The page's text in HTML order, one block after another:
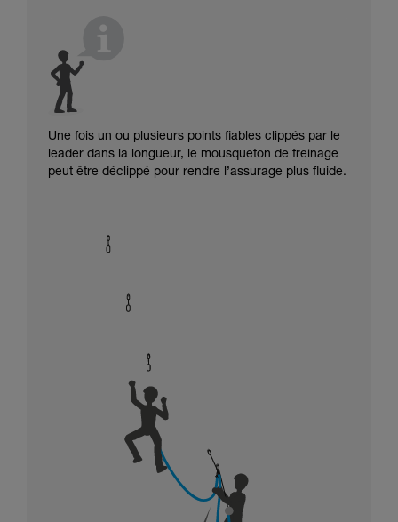
Une fois un ou plusieurs points fiables clippés par le
leader dans la longueur, le mousqueton de freinage
peut être déclippé pour rendre l’assurage plus fluide.